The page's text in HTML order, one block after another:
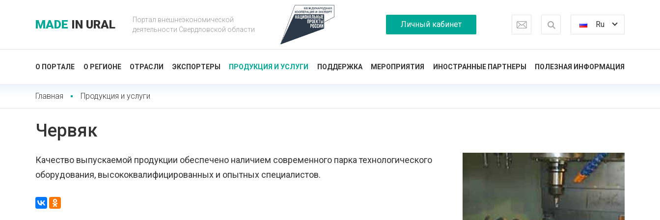
MADE IN URAL
Портал внешнеэкономической
деятельности Свердловской области
Личный кабинет Ru
О ПОРТАЛЕ О РЕГИОНЕ ОТРАСЛИ ЭКСПОРТЕРЫ ПРОДУКЦИЯ И УСЛУГИ ПОДДЕРЖКА МЕРОПРИЯТИЯ ИНОСТРАННЫЕ ПАРТНЕРЫ ПОЛЕЗНАЯ ИНФОРМАЦИЯ
Главная Продукция и услуги
Червяк
Качество выпускаемой продукции обеспечено наличием современного парка технологического
оборудования, высококвалифицированных и опытных специалистов.